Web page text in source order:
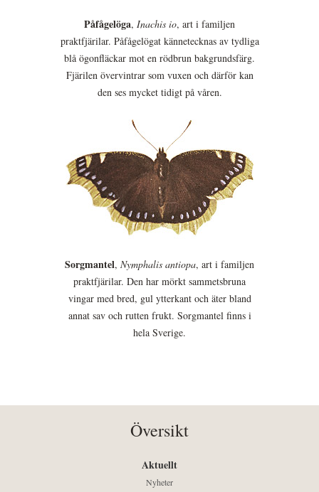
Påfågelöga, Inachis io, art i familjen
praktfjärilar. Påfågelögat kännetecknas av tydliga
blå ögonfläckar mot en rödbrun bakgrundsfärg.
Fjärilen övervintrar som vuxen och därför kan
den ses mycket tidigt på våren.
Sorgmantel, Nymphalis antiopa, art i familjen
praktfjärilar. Den har mörkt sammetsbruna
vingar med bred, gul ytterkant och äter bland
annat sav och rutten frukt. Sorgmantel finns i
hela Sverige.
Översikt
Aktuellt
Nyheter